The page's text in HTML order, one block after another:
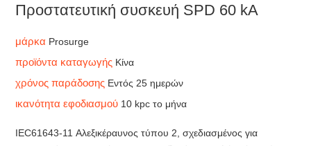
Προστατευτική συσκευή SPD 60 kA
μάρκα Prosurge
προϊόντα καταγωγής Κίνα
χρόνος παράδοσης Εντός 25 ημερών
ικανότητα εφοδιασμού 10 kpc το μήνα
IEC61643-11 Αλεξικέραυνος τύπου 2, σχεδιασμένος για